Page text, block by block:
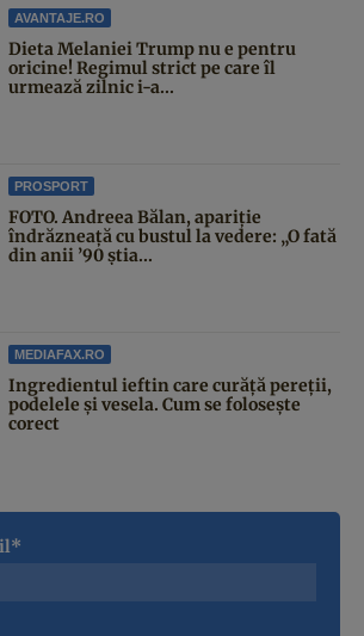
AVANTAJE.RO
Dieta Melaniei Trump nu e pentru
oricine! Regimul strict pe care îl
urmează zilnic i-a...
PROSPORT
FOTO. Andreea Bălan, apariție
îndrăzneață cu bustul la vedere: „O fată
din anii ’90 știa...
MEDIAFAX.RO
Ingredientul ieftin care curăță pereții,
podelele și vesela. Cum se folosește
corect